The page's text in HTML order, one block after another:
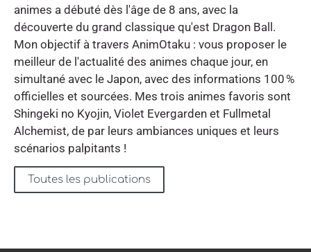
animes a débuté dès l'âge de 8 ans, avec la
découverte du grand classique qu'est Dragon Ball.
Mon objectif à travers AnimOtaku : vous proposer le
meilleur de l'actualité des animes chaque jour, en
simultané avec le Japon, avec des informations 100 %
officielles et sourcées. Mes trois animes favoris sont
Shingeki no Kyojin, Violet Evergarden et Fullmetal
Alchemist, de par leurs ambiances uniques et leurs
scénarios palpitants !
Toutes les publications